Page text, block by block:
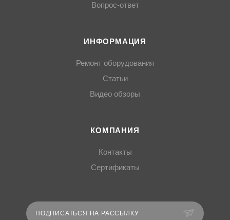
Вопрос-ответ
ИНФОРМАЦИЯ
Ремонт оборудования
Статьи
Видео обзоры
КОМПАНИЯ
Контакты
Сертификаты
ПОДПИСАТЬСЯ НА РАССЫЛКУ